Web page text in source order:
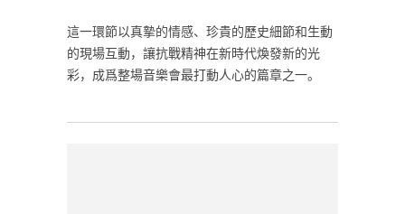
這一環節以真摯的情感、珍貴的歷史細節和生動
的現場互動，讓抗戰精神在新時代煥發新的光
彩，成爲整場音樂會最打動人心的篇章之一。